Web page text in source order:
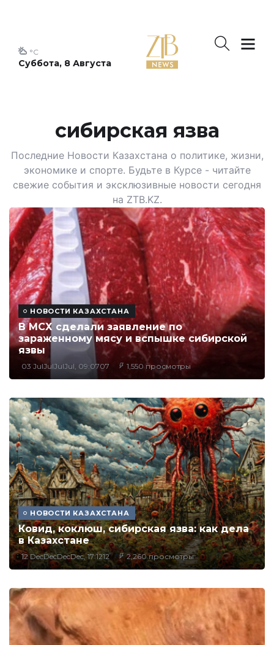
Суббота, 8 Августа
°C
сибирская язва
Последние Новости Казахстана о политике, жизни,
экономике и спорте. Будьте в Курсе - читайте
свежие события и эксклюзивные новости сегодня
на ZTB.KZ.
НОВОСТИ КАЗАХСТАНА
В МСХ сделали заявление по
зараженному мясу и вспышке сибирской
язвы
03 JulJulJulJul, 09:0707 1,550 просмотры
НОВОСТИ КАЗАХСТАНА
Ковид, коклюш, сибирская язва: как дела
в Казахстане
12 DecDecDecDec, 17:1212 2,260 просмотры